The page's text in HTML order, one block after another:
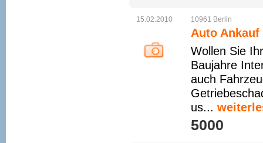
15.02.2010 10961 Berlin
Auto
Wollen Sie
Baujahre
auch
us...
5000 